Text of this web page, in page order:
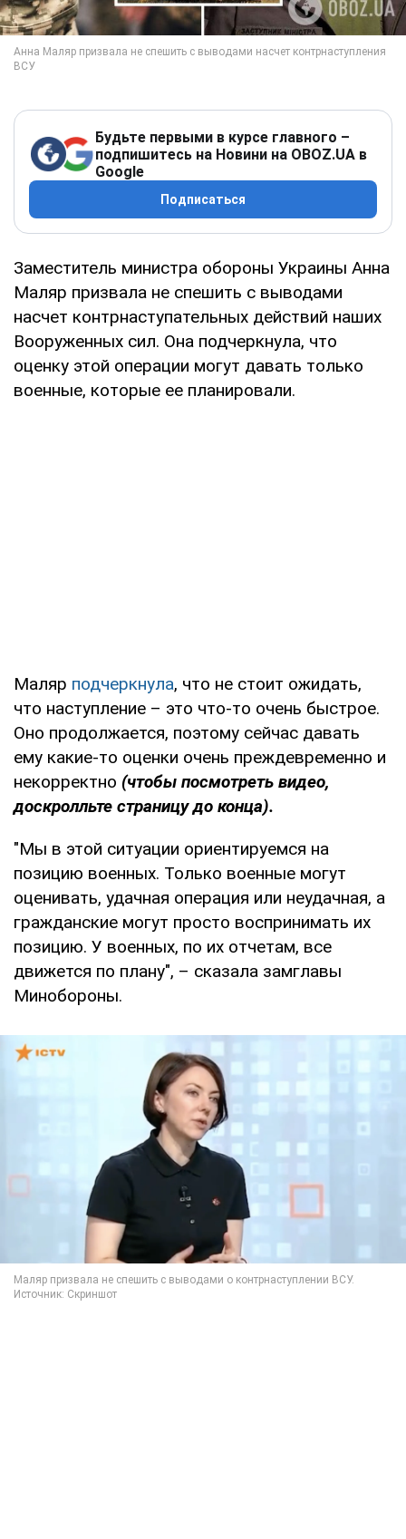
Будьте первыми в курсе главного –
подпишитесь на Новини на OBOZ.UA в
Google
Подписаться
Заместитель министра обороны Украины Анна
Маляр призвала не спешить с выводами
насчет контрнаступательных действий наших
Вооруженных сил. Она подчеркнула, что
оценку этой операции могут давать только
военные, которые ее планировали.
Маляр подчеркнула, что не стоит ожидать,
что наступление – это что-то очень быстрое.
Оно продолжается, поэтому сейчас давать
ему какие-то оценки очень преждевременно и
некорректно (чтобы посмотреть видео,
доскролльте страницу до конца).
"Мы в этой ситуации ориентируемся на
позицию военных. Только военные могут
оценивать, удачная операция или неудачная, а
гражданские могут просто воспринимать их
позицию. У военных, по их отчетам, все
движется по плану", – сказала замглавы
Минобороны.